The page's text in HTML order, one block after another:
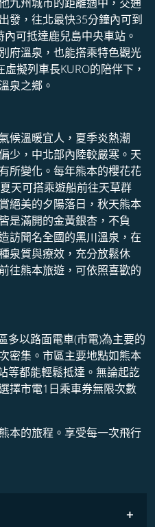
發，往北最快35分鐘內可到
可抵達鹿兒島中央車站。
府溫泉，也能搭乘特色觀光
擬列車長KURO的陪伴下，
泉之鄉。
候溫暖宜人，夏季炎熱潮
少，中北部內陸較嚴寒。天
所變化。每年熊本的櫻花花
天可搭乘遊船前往天草群
絕美的夕陽落日，秋天熊本
是滿開的金黃銀杏，不負
訪聞名全國的黑川溫泉，在
泉質與療效，充分放鬆休
往熊本旅遊，可依照喜歡的
多以路面電車(市電)為主要的
密集。市區主要地點如熊本
等都能輕鬆抵達。無論起訖
擇市電1日乘車券無限次數
本的旅程。享受每一次飛行